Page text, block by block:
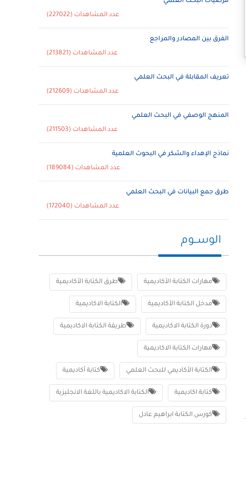
عدد المشاهدات (227022)
الفرق بين المصادر والمراجع
عدد المشاهدات (213821)
تعريف المقابلة في البحث العلمي
عدد المشاهدات (212609)
المنهج الوصفي في البحث العلمي
عدد المشاهدات (211503)
نماذج الإهداء والشكر في البحوث العلمية
عدد المشاهدات (189084)
طرق جمع البيانات في البحث العلمي
عدد المشاهدات (172040)
الوســوم
مهارات الكتابة الأكاديمية طرق الكتابة الأكاديمية
مدخل الكتابة الأكاديمية الكتابة الاكاديمية
دورة الكتابة الاكاديمية طريقة الكتابة الاكاديمية
مهارات الكتابة الاكاديمية
الكتابة الأكاديمي للبحث العلمي كتابة أكاديمية
كتابة اكاديمية الكتابة الاكاديمية باللغة الانجليزية
كورس الكتابة ابراهيم عادل